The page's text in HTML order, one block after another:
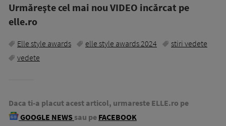
Urmăreşte cel mai nou VIDEO incărcat pe
elle.ro
Elle style awards elle style awards 2024
stiri vedete
vedete
Daca ti-a placut acest articol, urmareste ELLE.ro pe
GOOGLE NEWS sau pe FACEBOOK